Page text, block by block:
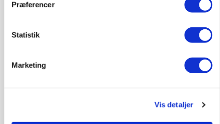
Præferencer
Statistik
Marketing
Vis detaljer
POLITIK
»Nu stopper I«: Landbrugsdebattør og
gødskningslov